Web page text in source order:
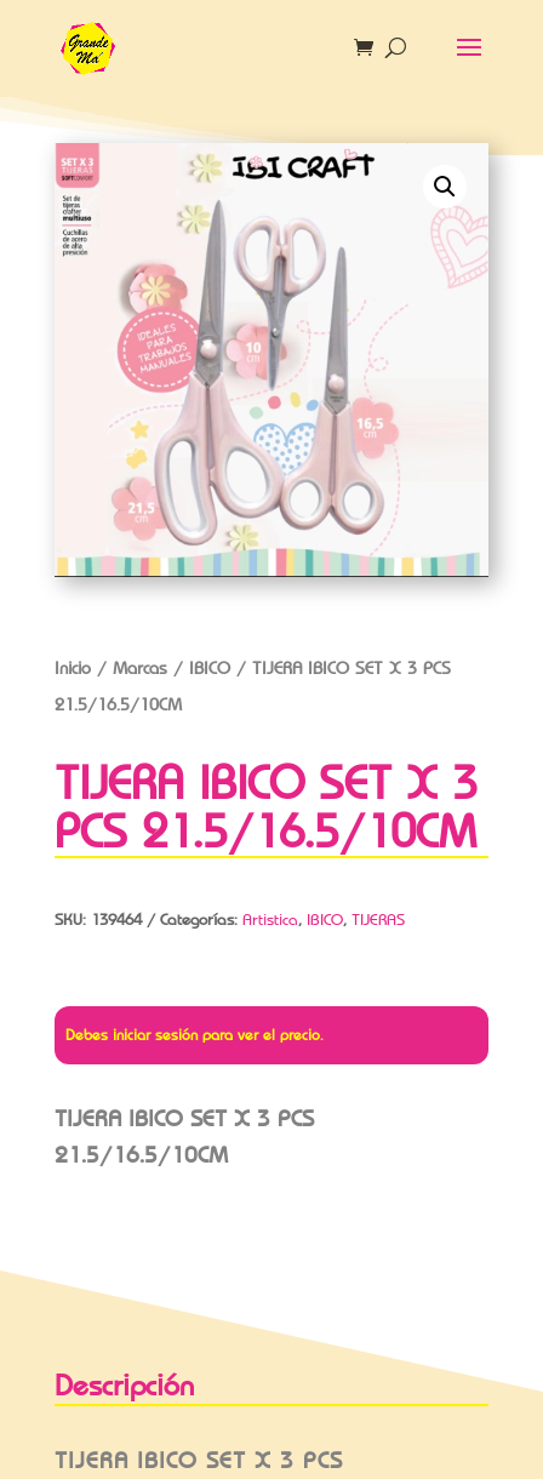
Inicio/ Marcas/ IBICO/ TIJERA IBICO SET X 3 PCS
21.5/16.5/10CM
TIJERA IBICO SET X 3
PCS 21.5/16.5/10CM
SKU: 139464 Categorías: Artistica, IBICO, TIJERAS
Debes iniciar sesión para ver el precio.
TIJERA IBICO SET X 3 PCS
21.5/16.5/10CM
Descripción
TIJERA IBICO SET X 3 PCS